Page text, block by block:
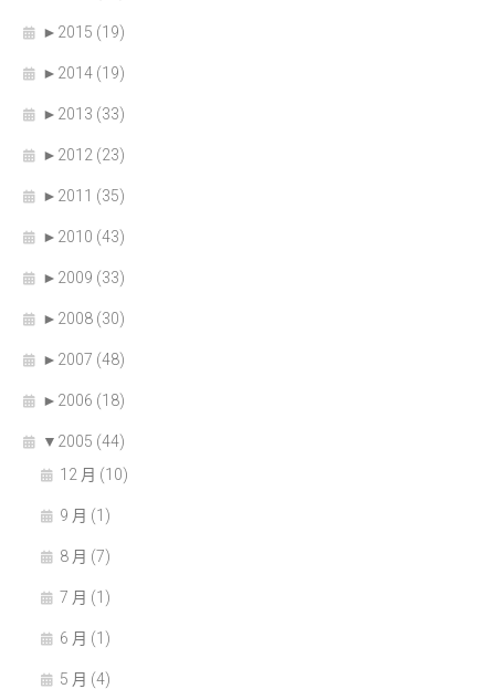
► 2015 (19)
► 2014 (19)
► 2013 (33)
► 2012 (23)
► 2011 (35)
► 2010 (43)
► 2009 (33)
► 2008 (30)
► 2007 (48)
► 2006 (18)
▼ 2005 (44)
12 月 (10)
9 月 (1)
8 月 (7)
7 月 (1)
6 月 (1)
5 月 (4)